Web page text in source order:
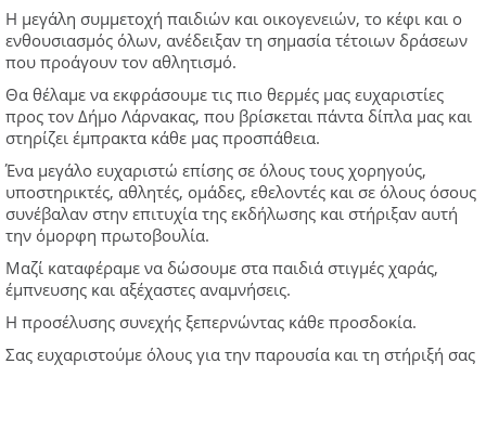
Η μεγάλη συμμετοχή παιδιών και οικογενειών, το κέφι και ο
ενθουσιασμός όλων, ανέδειξαν τη σημασία τέτοιων δράσεων
που προάγουν τον αθλητισμό.
Θα θέλαμε να εκφράσουμε τις πιο θερμές μας ευχαριστίες
προς τον Δήμο Λάρνακας, που βρίσκεται πάντα δίπλα μας και
στηρίζει έμπρακτα κάθε μας προσπάθεια.
Ένα μεγάλο ευχαριστώ επίσης σε όλους τους χορηγούς,
υποστηρικτές, αθλητές, ομάδες, εθελοντές και σε όλους όσους
συνέβαλαν στην επιτυχία της εκδήλωσης και στήριξαν αυτή
την όμορφη πρωτοβουλία.
Μαζί καταφέραμε να δώσουμε στα παιδιά στιγμές χαράς,
έμπνευσης και αξέχαστες αναμνήσεις.
Η προσέλυσης συνεχής ξεπερνώντας κάθε προσδοκία.
Σας ευχαριστούμε όλους για την παρουσία και τη στήριξή σας